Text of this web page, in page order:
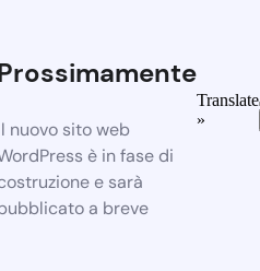
nuovo sito web
è in fase di
e sarà
a breve
Translate
»